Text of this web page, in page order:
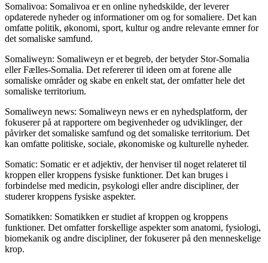
Somalivoa: Somalivoa er en online nyhedskilde, der leverer
opdaterede nyheder og informationer om og for somaliere. Det kan
omfatte politik, økonomi, sport, kultur og andre relevante emner for
det somaliske samfund.
Somaliweyn: Somaliweyn er et begreb, der betyder Stor-Somalia
eller Fælles-Somalia. Det refererer til ideen om at forene alle
somaliske områder og skabe en enkelt stat, der omfatter hele det
somaliske territorium.
Somaliweyn news: Somaliweyn news er en nyhedsplatform, der
fokuserer på at rapportere om begivenheder og udviklinger, der
påvirker det somaliske samfund og det somaliske territorium. Det
kan omfatte politiske, sociale, økonomiske og kulturelle nyheder.
Somatic: Somatic er et adjektiv, der henviser til noget relateret til
kroppen eller kroppens fysiske funktioner. Det kan bruges i
forbindelse med medicin, psykologi eller andre discipliner, der
studerer kroppens fysiske aspekter.
Somatikken: Somatikken er studiet af kroppen og kroppens
funktioner. Det omfatter forskellige aspekter som anatomi, fysiologi,
biomekanik og andre discipliner, der fokuserer på den menneskelige
krop.